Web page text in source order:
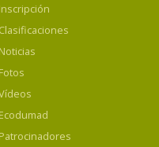
Inscripción
Clasificaciones
Noticias
Fotos
Ecodumad
Patrocinadores